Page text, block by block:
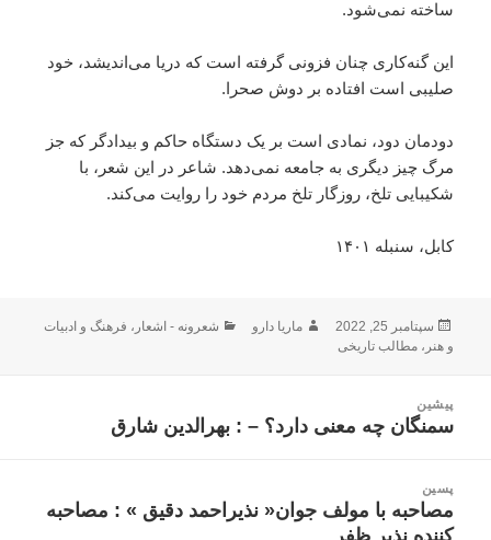
ساخته نمی‌شود.
این گنه‌کاری چنان فزونی گرفته است که دریا می‌اندیشد، خود
صلیبی است افتاده بر دوش صحرا.
دودمان دود، نمادی است بر یک دستگاه حاکم و بیدادگر که جز
مرگ چیز دیگری به جامعه نمی‌دهد. شاعر در این شعر، با
شکیبایی تلخ، روزگار تلخ مردم خود را روایت می‌کند.
کابل، سنبله ۱۴۰۱
ارسال
شده
سپتامبر 25, 2022 نویسنده
ماریا دارو دسته‌ها
شعرونه - اشعار ، فرهنگ و ادبیات
و هنر ،مطالب تاریخی
نوشتهپیشین
نوشته
سمنگان چه معنی دارد؟ – : بهرالدین شارق
پسین
نوشته
بعدی:
مصاحبه با مولف جوان« نذیراحمد دقیق » : مصاحبه
کننده نذیر ظفر